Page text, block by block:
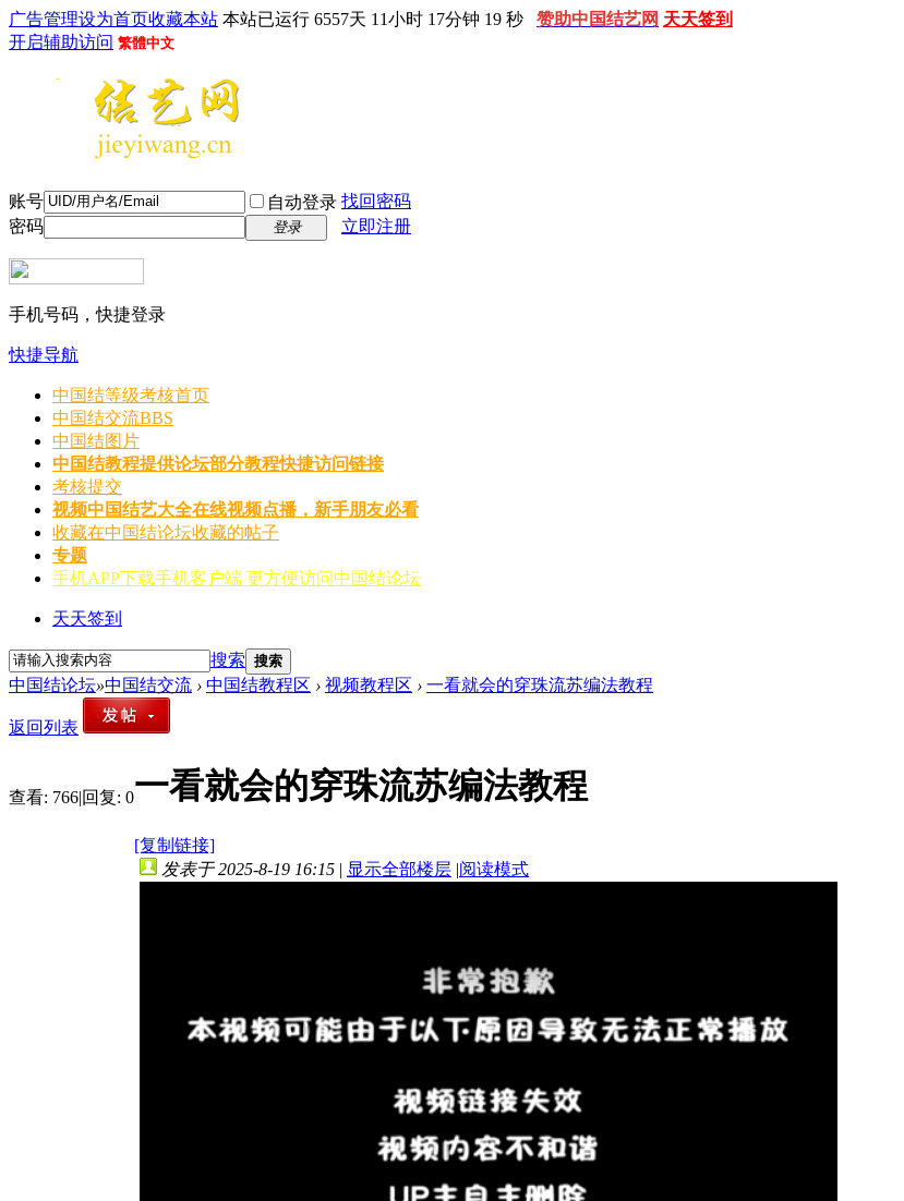
广告管理设为首页收藏本站 本站已运行 6557天 11小时 17分钟 19 秒 赞助中国结艺网 天天签到
开启辅助访问 繁體中文
账号 自动登录 找回密码
密码
登录 立即注册
手机号码，快捷登录
快捷导航
中国结等级考核首页
中国结交流BBS
中国结图片
中国结教程提供论坛部分教程快捷访问链接
考核提交
视频中国结艺大全在线视频点播，新手朋友必看
收藏在中国结论坛收藏的帖子
专题
手机APP下载手机客户端 更方便访问中国结论坛
天天签到
搜索 搜索
中国结论坛»中国结交流 › 中国结教程区 › 视频教程区 › 一看就会的穿珠流苏编法教程
返回列表
查看: 766|回复: 0一看就会的穿珠流苏编法教程
[复制链接]
发表于 2025-8-19 16:15 | 显示全部楼层 |阅读模式